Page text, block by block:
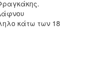
κάτω των 18